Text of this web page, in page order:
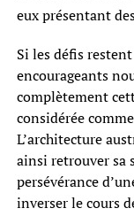
eux présentant
Si les défis
encourageants
complètement
considérée
L’architecture
ainsi retrouver sa
persévérance
inverser le cours